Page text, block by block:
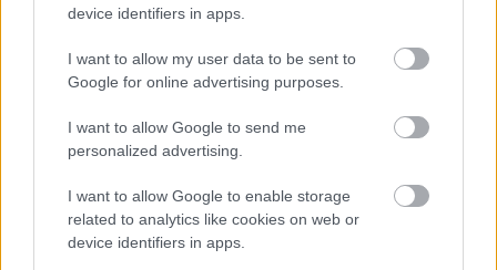
device identifiers in apps.
I want to allow my user data to be sent to
Google for online advertising purposes.
I want to allow Google to send me
personalized advertising.
I want to allow Google to enable storage
related to analytics like cookies on web or
device identifiers in apps.